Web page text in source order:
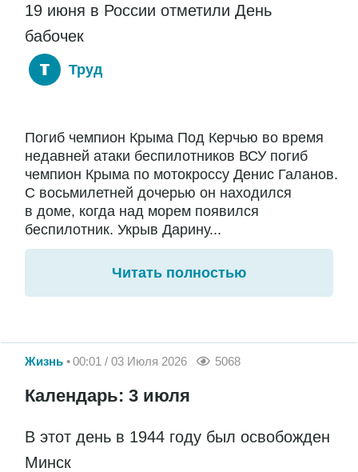
19 июня в России отметили День
бабочек
Труд
Погиб чемпион Крыма Под Керчью во время
недавней атаки беспилотников ВСУ погиб
чемпион Крыма по мотокроссу Денис Галанов.
С восьмилетней дочерью он находился
в доме, когда над морем появился
беспилотник. Укрыв Дарину...
Читать полностью
Жизнь 00:01 / 03 Июля 2026 5068
Календарь: 3 июля
В этот день в 1944 году был освобожден
Минск